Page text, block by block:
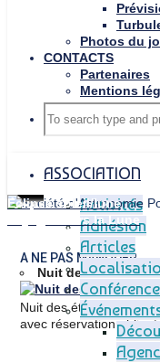
Photos du
CONTACTS
Partenaires
Mentions
Search
Search
ASSOCIATION
Activités
Adhésion
Articles
Articles
Eclipse soleil/lune
Voyages vers la Lune
A NE PAS MANQUER
Nuit des étoiles
Nuit des étoiles
avec réservation